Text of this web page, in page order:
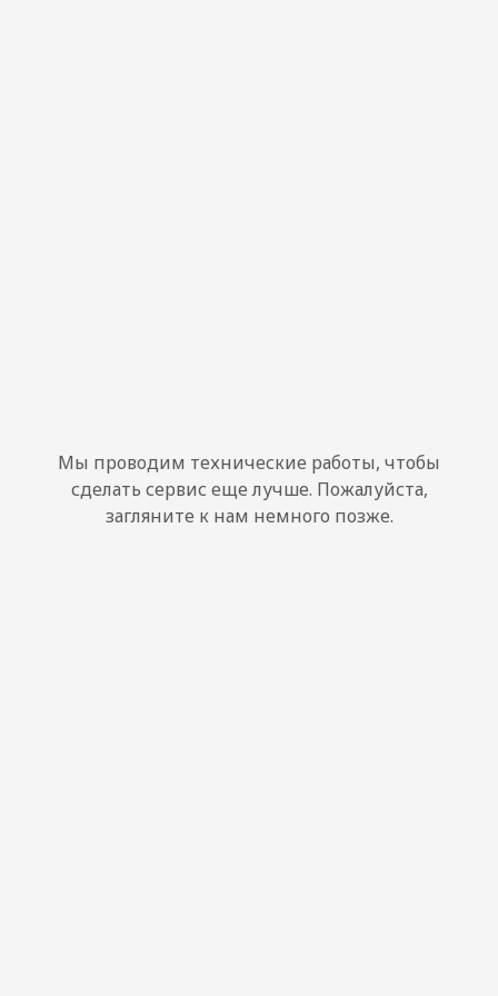
Мы проводим технические работы, чтобы
сделать сервис еще лучше. Пожалуйста,
загляните к нам немного позже.